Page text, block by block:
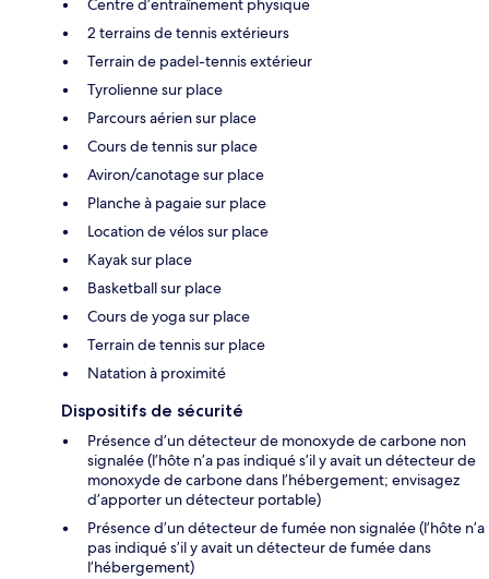
Centre d’entraînement physique
2 terrains de tennis extérieurs
Terrain de padel-tennis extérieur
Tyrolienne sur place
Parcours aérien sur place
Cours de tennis sur place
Aviron/canotage sur place
Planche à pagaie sur place
Location de vélos sur place
Kayak sur place
Basketball sur place
Cours de yoga sur place
Terrain de tennis sur place
Natation à proximité
Dispositifs de sécurité
Présence d’un détecteur de monoxyde de carbone non
signalée (l’hôte n’a pas indiqué s’il y avait un détecteur de
monoxyde de carbone dans l’hébergement; envisagez
d’apporter un détecteur portable)
Présence d’un détecteur de fumée non signalée (l’hôte n’a
pas indiqué s’il y avait un détecteur de fumée dans
l’hébergement)